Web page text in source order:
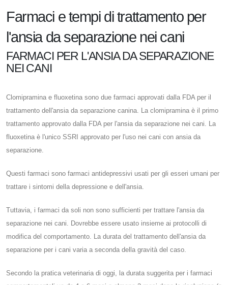
Farmaci e tempi di trattamento per
l'ansia da separazione nei cani
FARMACI PER L'ANSIA DA SEPARAZIONE
NEI CANI
Clomipramina e fluoxetina sono due farmaci approvati dalla FDA per il
trattamento dell'ansia da separazione canina. La clomipramina è il primo
trattamento approvato dalla FDA per l'ansia da separazione nei cani. La
fluoxetina è l'unico SSRI approvato per l'uso nei cani con ansia da
separazione.
Questi farmaci sono farmaci antidepressivi usati per gli esseri umani per
trattare i sintomi della depressione e dell'ansia.
Tuttavia, i farmaci da soli non sono sufficienti per trattare l'ansia da
separazione nei cani. Dovrebbe essere usato insieme ai protocolli di
modifica del comportamento. La durata del trattamento dell'ansia da
separazione per i cani varia a seconda della gravità del caso.
Secondo la pratica veterinaria di oggi, la durata suggerita per i farmaci